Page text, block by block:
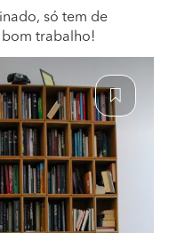
só tem de
bom trabalho!